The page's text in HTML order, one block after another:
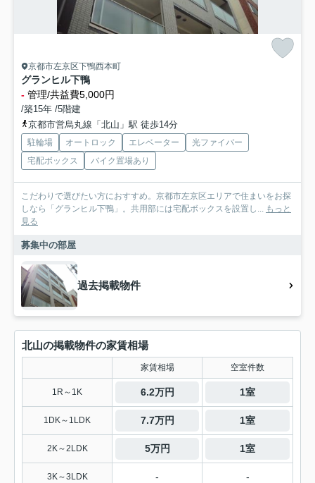
京都市左京区下鴨西本町
グランヒル下鴨
- 管理/共益費5,000円
/築15年 /5階建
京都市営烏丸線「北山」駅 徒歩14分
駐輪場 オートロック エレベーター
光ファイバー
宅配ボックス
バイク置場あり
こだわりで選びたい方におすすめ。京都市左京区エリアで住まいをお探
しなら「グランヒル下鴨」。共用部には宅配ボックスを設置し...
もっと
見る
募集中の部屋
過去掲載物件
北山の掲載物件の家賃相場
家賃相場 空室件数
1R～1K 6.2万円 1室
1DK～1LDK 7.7万円 1室
2K～2LDK 5万円 1室
3K～3LDK - -